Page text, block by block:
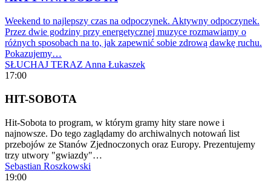
Weekend to najlepszy czas na odpoczynek. Aktywny odpoczynek.
Przez dwie godziny przy energetycznej muzyce rozmawiamy o
różnych sposobach na to, jak zapewnić sobie zdrową dawkę ruchu.
Pokazujemy…
SŁUCHAJ TERAZ Anna Łukaszek
17:00
HIT-SOBOTA
Hit-Sobota to program, w którym gramy hity stare nowe i
najnowsze. Do tego zaglądamy do archiwalnych notowań list
przebojów ze Stanów Zjednoczonych oraz Europy. Prezentujemy
trzy utwory "gwiazdy"…
Sebastian Roszkowski
19:00